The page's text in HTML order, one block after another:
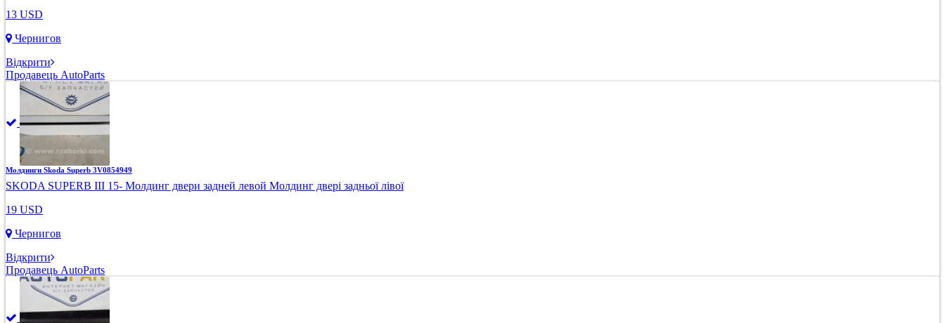
13 USD
Чернигов
Відкрити
Продавець AutoParts
Молдинги Skoda Superb 3V0854949
SKODA SUPERB III 15- Молдинг двери задней левой Молдинг двері задньої лівої
19 USD
Чернигов
Відкрити
Продавець AutoParts